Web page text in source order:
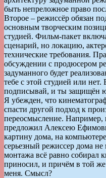
быть непреложное право
Второе – режиссёр обязан
основным творческим
студией. Фильм-пакет
сценарий, но локацию,
технические требования.
обсуждении с продюсером
задуманного будет
тебе с этой студией или нет.
подписывай, и ты защищён
Я убежден, что
спасти другой подход к
переосмысление. Например,
предложил Алексею
картину дома, на
серьезный режиссер дома
монтажа всё равно собирал
приносил, и причём в той
меня. Смысл?